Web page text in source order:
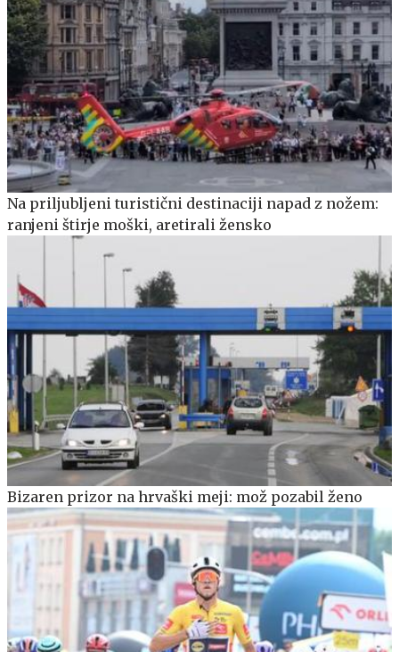
Na priljubljeni turistični destinaciji napad z nožem:
ranjeni štirje moški, aretirali žensko
Bizaren prizor na hrvaški meji: mož pozabil ženo